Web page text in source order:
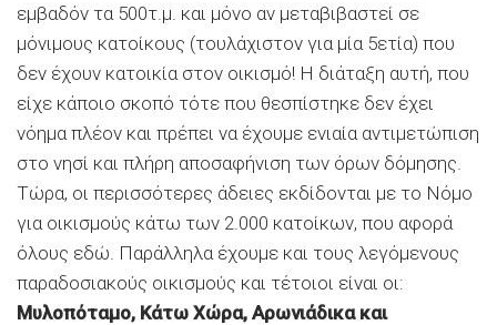
εμβαδόν τα 500τ.μ. και μόνο αν μεταβιβαστεί σε
μόνιμους κατοίκους (τουλάχιστον για μία 5ετία) που
δεν έχουν κατοικία στον οικισμό! Η διάταξη αυτή, που
είχε κάποιο σκοπό τότε που θεσπίστηκε δεν έχει
νόημα πλέον και πρέπει να έχουμε ενιαία αντιμετώπιση
στο νησί και πλήρη αποσαφήνιση των όρων δόμησης.
Τώρα, οι περισσότερες άδειες εκδίδονται με το Νόμο
για οικισμούς κάτω των 2.000 κατοίκων, που αφορά
όλους εδώ. Παράλληλα έχουμε και τους λεγόμενους
παραδοσιακούς οικισμούς και τέτοιοι είναι οι:
Μυλοπόταμο, Κάτω Χώρα, Αρωνιάδικα και